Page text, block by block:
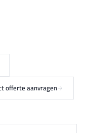
offerte aanvragen